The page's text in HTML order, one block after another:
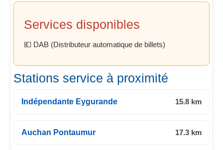
Services disponibles
💶 DAB (Distributeur automatique de billets)
Stations service à proximité
Indépendante Eygurande 15.8 km
Auchan Pontaumur 17.3 km